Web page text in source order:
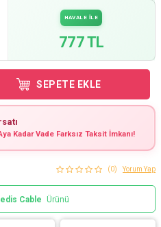
HAVALE İLE
777 TL
SEPETE EKLE
Kadar Vade Farksız Taksit İmkanı!
(0) Yorum Yap
Cable Ürünü